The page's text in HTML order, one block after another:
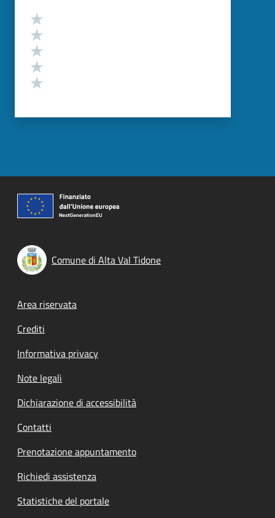
Valutazione
Comune di Alta Val Tidone
Footer menu
Area riservata
Crediti
Informativa privacy
Note legali
Dichiarazione di accessibilità
Contatti
Prenotazione appuntamento
Richiedi assistenza
Statistiche del portale